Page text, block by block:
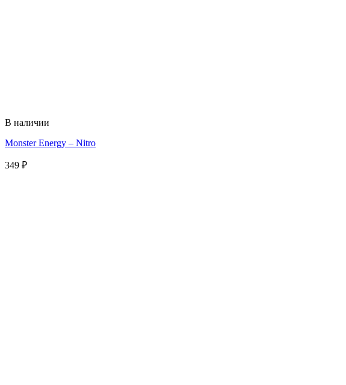
В наличии
Monster Energy – Nitro
349 ₽